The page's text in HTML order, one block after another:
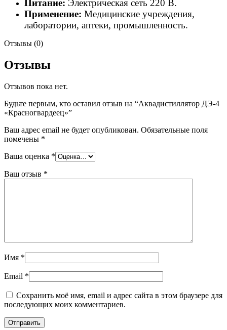
Питание: Электрическая сеть 220 В.
Применение: Медицинские учреждения,
лаборатории, аптеки, промышленность.
Отзывы (0)
Отзывы
Отзывов пока нет.
Будьте первым, кто оставил отзыв на “Аквадистиллятор ДЭ-4
«Красногвардеец»”
Ваш адрес email не будет опубликован. Обязательные поля
помечены *
Ваша оценка *
Ваш отзыв *
Имя *
Email *
Сохранить моё имя, email и адрес сайта в этом браузере для
последующих моих комментариев.